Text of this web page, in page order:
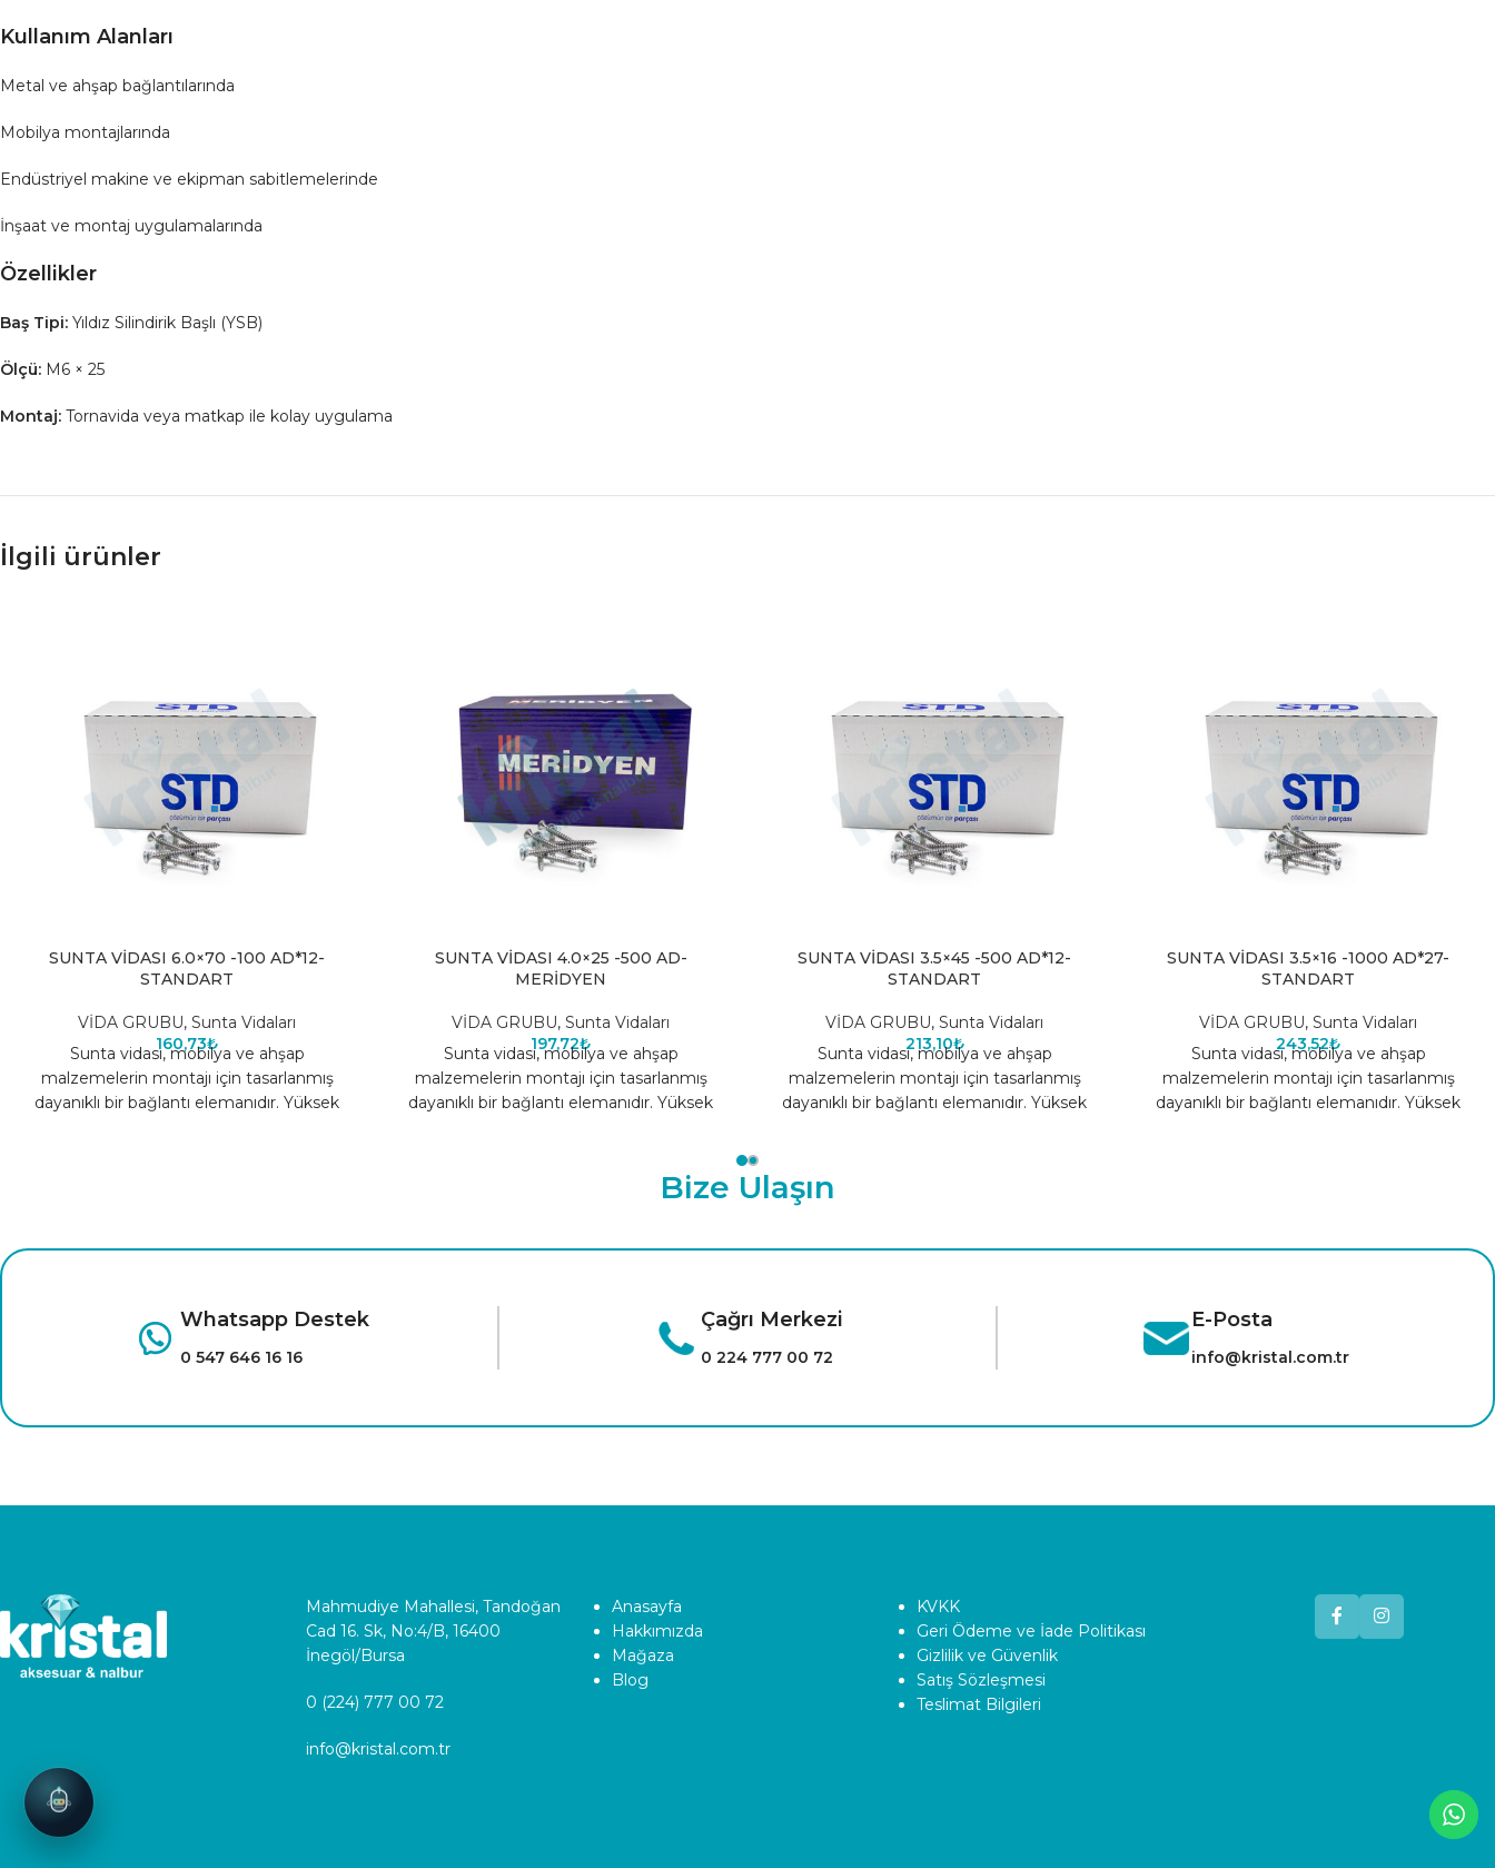
Kullanım Alanları
Metal ve ahşap bağlantılarında
Mobilya montajlarında
Endüstriyel makine ve ekipman sabitlemelerinde
İnşaat ve montaj uygulamalarında
Özellikler
Baş Tipi: Yıldız Silindirik Başlı (YSB)
Ölçü: M6 × 25
Montaj: Tornavida veya matkap ile kolay uygulama
İlgili ürünler
SUNTA VİDASI 6.0×70 -100 AD*12-
STANDART
VİDA GRUBU, Sunta Vidaları
160,73₺
Sunta vidası, mobilya ve ahşap
malzemelerin montajı için tasarlanmış
dayanıklı bir bağlantı elemanıdır. Yüksek
SUNTA VİDASI 4.0×25 -500 AD-
MERİDYEN
VİDA GRUBU, Sunta Vidaları
197,72₺
Sunta vidası, mobilya ve ahşap
malzemelerin montajı için tasarlanmış
dayanıklı bir bağlantı elemanıdır. Yüksek
SUNTA VİDASI 3.5×45 -500 AD*12-
STANDART
VİDA GRUBU, Sunta Vidaları
213,10₺
Sunta vidası, mobilya ve ahşap
malzemelerin montajı için tasarlanmış
dayanıklı bir bağlantı elemanıdır. Yüksek
SUNTA VİDASI 3.5×16 -1000 AD*27-
STANDART
VİDA GRUBU, Sunta Vidaları
243,52₺
Sunta vidası, mobilya ve ahşap
malzemelerin montajı için tasarlanmış
dayanıklı bir bağlantı elemanıdır. Yüksek
Bize Ulaşın
Whatsapp Destek
0 547 646 16 16
Çağrı Merkezi
0 224 777 00 72
E-Posta
info@kristal.com.tr
Mahmudiye Mahallesi, Tandoğan
Cad 16. Sk, No:4/B, 16400
İnegöl/Bursa
0 (224) 777 00 72
info@kristal.com.tr
Anasayfa
Hakkımızda
Mağaza
Blog
KVKK
Geri Ödeme ve İade Politikası
Gizlilik ve Güvenlik
Satış Sözleşmesi
Teslimat Bilgileri